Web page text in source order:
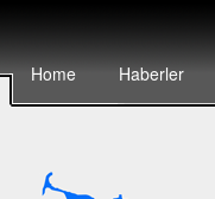
Home Haberler